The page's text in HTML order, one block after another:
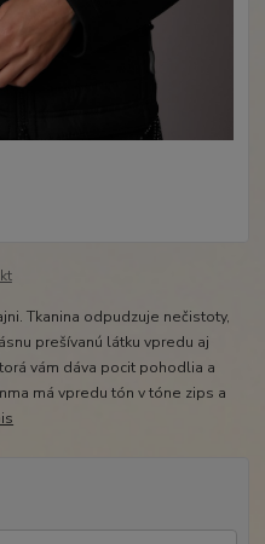
Tkanina odpudzuje nečistoty,
prešívanú látku vpredu aj
vám dáva pocit pohodlia a
má vpredu tón v tóne zips a